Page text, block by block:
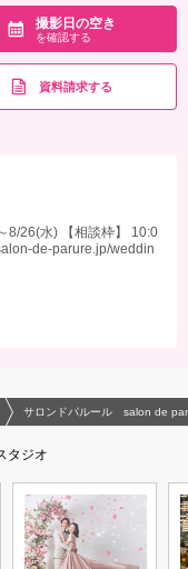
ク、アテンド、お持ち込み
小物撮影料、シューズ、イ
し
撮影日の空き
撮影日の空き
を確認する
資料請求する
8/26(水) 【相談枠】 10:0
de-parure.jp/weddin
サロンドパルール salon de
タジオ